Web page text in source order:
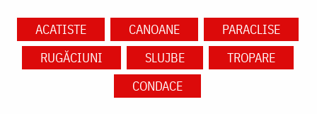
ACATISTE CANOANE
PARACLISE
RUGĂCIUNI
SLUJBE
TROPARE
CONDACE